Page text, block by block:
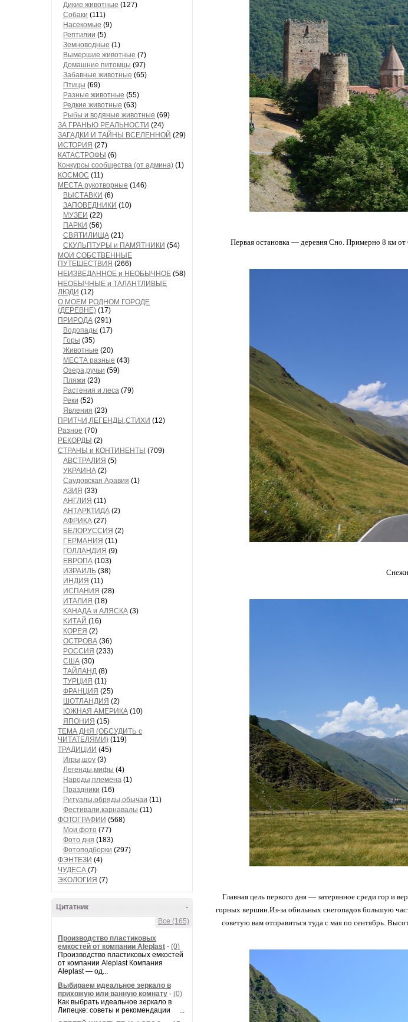
Дикие животные (127)
Собаки (111)
Насекомые (9)
Рептилии (5)
Земноводные (1)
Вымершие животные (7)
Домашние питомцы (97)
Забавные животные (65)
Птицы (69)
Разные животные (55)
Редкие животные (63)
Рыбы и водяные животные (69)
ЗА ГРАНЬЮ РЕАЛЬНОСТИ (24)
ЗАГАДКИ И ТАЙНЫ ВСЕЛЕННОЙ (29)
ИСТОРИЯ (27)
КАТАСТРОФЫ (6)
Конкурсы сообщества (от админа) (1)
КОСМОС (11)
МЕСТА рукотворные (146)
ВЫСТАВКИ (6)
ЗАПОВЕДНИКИ (10)
МУЗЕИ (22)
ПАРКИ (56)
СВЯТИЛИЩА (21)
СКУЛЬПТУРЫ и ПАМЯТНИКИ (54)
МОИ СОБСТВЕННЫЕ
ПУТЕШЕСТВИЯ (266)
НЕИЗВЕДАННОЕ и НЕОБЫЧНОЕ (58)
НЕОБЫЧНЫЕ и ТАЛАНТЛИВЫЕ
ЛЮДИ (12)
О МОЕМ РОДНОМ ГОРОДЕ
(ДЕРЕВНЕ) (17)
ПРИРОДА (291)
Водопады (17)
Горы (35)
Животные (20)
МЕСТА разные (43)
Озера,ручьи (59)
Пляжи (23)
Растения и леса (79)
Реки (52)
Явления (23)
ПРИТЧИ,ЛЕГЕНДЫ,СТИХИ (12)
Разное (70)
РЕКОРДЫ (2)
СТРАНЫ и КОНТИНЕНТЫ (709)
АВСТРАЛИЯ (5)
УКРАИНА (2)
Саудовская Аравия (1)
АЗИЯ (33)
АНГЛИЯ (11)
АНТАРКТИДА (2)
АФРИКА (27)
БЕЛОРУССИЯ (2)
ГЕРМАНИЯ (11)
ГОЛЛАНДИЯ (9)
ЕВРОПА (103)
ИЗРАИЛЬ (38)
ИНДИЯ (11)
ИСПАНИЯ (28)
ИТАЛИЯ (18)
КАНАДА и АЛЯСКА (3)
КИТАЙ (16)
КОРЕЯ (2)
ОСТРОВА (36)
РОССИЯ (233)
США (30)
ТАЙЛАНД (8)
ТУРЦИЯ (11)
ФРАНЦИЯ (25)
ШОТЛАНДИЯ (2)
ЮЖНАЯ АМЕРИКА (10)
ЯПОНИЯ (15)
ТЕМА ДНЯ (ОБСУДИТЬ с
ЧИТАТЕЛЯМИ) (119)
ТРАДИЦИИ (45)
Игры,шоу (3)
Легенды,мифы (4)
Народы,племена (1)
Праздники (16)
Ритуалы,обряды,обычаи (11)
Фестивали,карнавалы (11)
ФОТОГРАФИИ (568)
Мои фото (77)
Фото дня (183)
Фотоподборки (297)
ФЭНТЕЗИ (4)
ЧУДЕСА (7)
ЭКОЛОГИЯ (7)
-
Цитатник
Все (165)
Производство пластиковых
емкостей от компании Aleplast - (0)
Производство пластиковых емкостей
от компании Aleplast Компания
Aleplast — од...
Выбираем идеальное зеркало в
прихожую или ванную комнату - (0)
Как выбрать идеальное зеркало в
Липецке: советы и рекомендации ...
Первая остановка — деревня Сно. Примерно 8 км
Главная цель первого дня — затерянное среди гор и
горных вершин.Из-за обильных снегопадов большую
советую вам отправиться туда с мая по сентябрь.